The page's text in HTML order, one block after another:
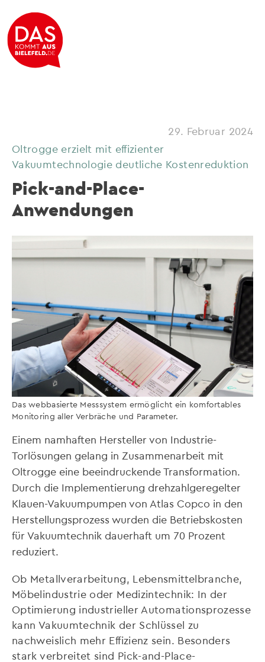
29. Februar 2024
Oltrogge erzielt mit effizienter
Vakuumtechnologie deutliche Kostenreduktion
Pick-and-Place-
Anwendungen
Das webbasierte Messsystem ermöglicht ein komfortables
Monitoring aller Verbräche und Parameter.
Einem namhaften Hersteller von Industrie-
Torlösungen gelang in Zusammenarbeit mit
Oltrogge eine beeindruckende Transformation.
Durch die Implementierung drehzahlgeregelter
Klauen-Vakuumpumpen von Atlas Copco in den
Herstellungsprozess wurden die Betriebskosten
für Vakuumtechnik dauerhaft um 70 Prozent
reduziert.
Ob Metallverarbeitung, Lebensmittelbranche,
Möbelindustrie oder Medizintechnik: In der
Optimierung industrieller Automationsprozesse
kann Vakuumtechnik der Schlüssel zu
nachweislich mehr Effizienz sein. Besonders
stark verbreitet sind Pick-and-Place-